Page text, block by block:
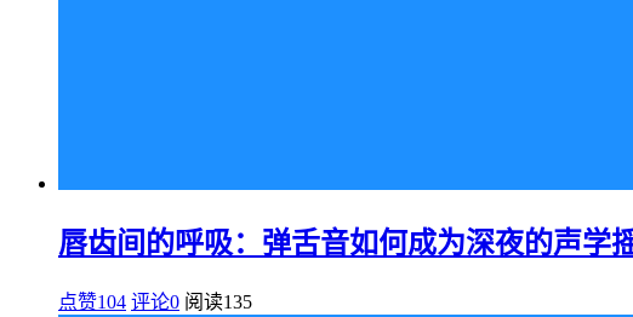
唇齿间的呼吸：弹舌音如何成为深夜的声学
点赞104 评论0 阅读135